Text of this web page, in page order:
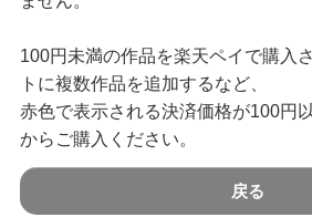
100円未満の作品を楽天ペイで購入
トに複数作品を追加するなど、
赤色で表示される決済価格が100円
からご購入ください。
戻る